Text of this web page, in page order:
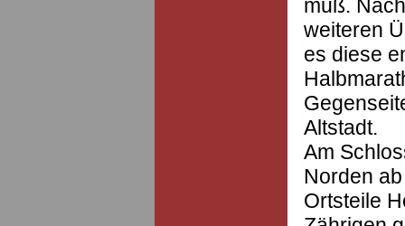
muß.
weiteren
es diese
Altstadt.
Am
Norden
Ortsteile